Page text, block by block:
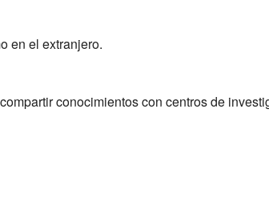
en el extranjero.
conocimientos con centros de